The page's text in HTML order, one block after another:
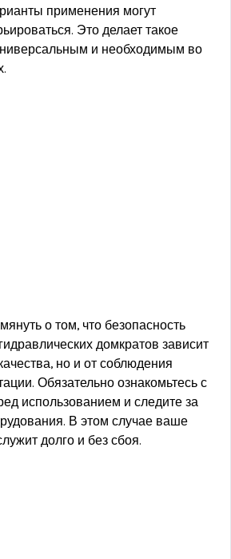
применения могут
Это делает такое
и необходимым во
о том, что безопасность
домкратов зависит
но и от соблюдения
Обязательно ознакомьтесь с
использованием и следите за
В этом случае ваше
долго и без сбоя.